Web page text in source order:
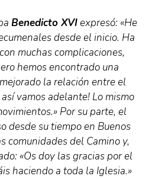
Benedicto XVIexpresó: «He
desde el inicio. Ha
muchas complicaciones,
hemos encontrado una
la relación entre el
vamos adelante! Lo mismo
Por su parte, el
desde su tiempo en Buenos
comunidades del Camino y,
«Os doy las gracias por el
haciendo a toda la Iglesia.»